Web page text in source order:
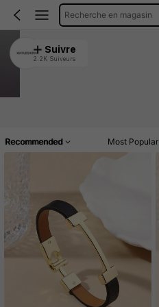
Recherche en magasin
XINYUESHIPIN
4.93
Suivre
2.2K Suiveurs
Recommended Most Popular